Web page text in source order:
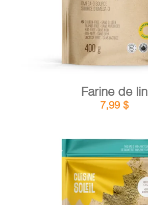
Farine de lin
7,99 $